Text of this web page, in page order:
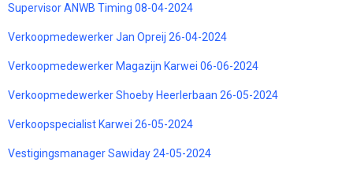
Supervisor ANWB Timing 08-04-2024
Verkoopmedewerker Jan Opreij 26-04-2024
Verkoopmedewerker Magazijn Karwei 06-06-2024
Verkoopmedewerker Shoeby Heerlerbaan 26-05-2024
Verkoopspecialist Karwei 26-05-2024
Vestigingsmanager Sawiday 24-05-2024